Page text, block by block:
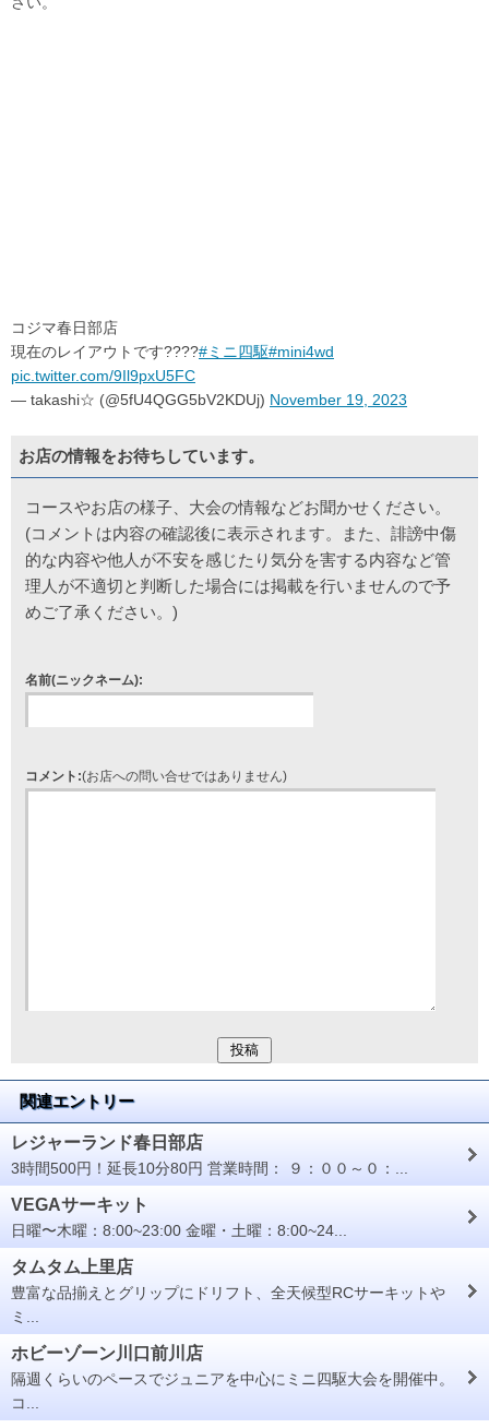
コジマ春日部店
現在のレイアウトです????#ミニ四駆#mini4wd
pic.twitter.com/9Il9pxU5FC
— takashi☆ (@5fU4QGG5bV2KDUj) November 19, 2023
お店の情報をお待ちしています。
コースやお店の様子、大会の情報などお聞かせください。
(コメントは内容の確認後に表示されます。また、誹謗中傷
的な内容や他人が不安を感じたり気分を害する内容など管
理人が不適切と判断した場合には掲載を行いませんので予
めご了承ください。)
名前(ニックネーム):
コメント:(お店への問い合せではありません)
関連エントリー
レジャーランド春日部店
3時間500円！延長10分80円 営業時間： ９：００～０：...
VEGAサーキット
日曜〜木曜：8:00~23:00 金曜・土曜：8:00~24...
タムタム上里店
豊富な品揃えとグリップにドリフト、全天候型RCサーキットや
ミ...
ホビーゾーン川口前川店
隔週くらいのペースでジュニアを中心にミニ四駆大会を開催中。
コ...